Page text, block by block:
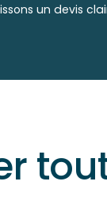
un devis